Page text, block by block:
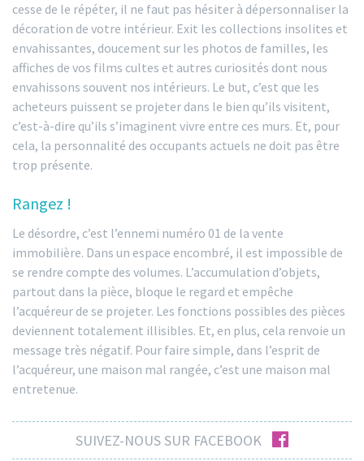
cesse de le répéter, il ne faut pas hésiter à dépersonnaliser la
décoration de votre intérieur. Exit les collections insolites et
envahissantes, doucement sur les photos de familles, les
affiches de vos films cultes et autres curiosités dont nous
envahissons souvent nos intérieurs. Le but, c’est que les
acheteurs puissent se projeter dans le bien qu’ils visitent,
c’est-à-dire qu’ils s’imaginent vivre entre ces murs. Et, pour
cela, la personnalité des occupants actuels ne doit pas être
trop présente.
Rangez !
Le désordre, c’est l’ennemi numéro 01 de la vente
immobilière. Dans un espace encombré, il est impossible de
se rendre compte des volumes. L’accumulation d’objets,
partout dans la pièce, bloque le regard et empêche
l’acquéreur de se projeter. Les fonctions possibles des pièces
deviennent totalement illisibles. Et, en plus, cela renvoie un
message très négatif. Pour faire simple, dans l’esprit de
l’acquéreur, une maison mal rangée, c’est une maison mal
entretenue.
SUIVEZ-NOUS SUR FACEBOOK facebook